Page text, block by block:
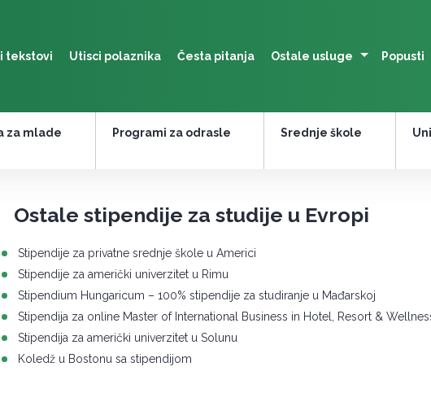
tekstovi Utisci polaznika Česta pitanja Ostale usluge Popusti
za mlade Programi za odrasle Srednje škole
Ostale stipendije za studije u Evropi
Stipendije za privatne srednje škole u Americi
Stipendije za američki univerzitet u Rimu
Stipendium Hungaricum – 100% stipendije za studiranje u Mađarskoj
Stipendija za online Master of International Business in Hotel, Resort &
Stipendija za američki univerzitet u Solunu
Koledž u Bostonu sa stipendijom